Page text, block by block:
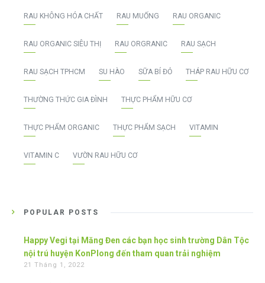
RAU KHÔNG HÓA CHẤT RAU MUỐNG RAU ORGANIC
RAU ORGANIC SIÊU THỊ RAU ORGRANIC RAU SẠCH
RAU SẠCH TPHCM SU HÀO SỮA BÍ ĐỎ THÁP RAU HỮU CƠ
THƯỜNG THỨC GIA ĐÌNH THỰC PHẨM HỮU CƠ
THỰC PHẨM ORGANIC THỰC PHẨM SẠCH VITAMIN
VITAMIN C VƯỜN RAU HỮU CƠ
POPULAR POSTS
Happy Vegi tại Măng Đen các bạn học sinh trường Dân Tộc
nội trú huyện KonPlong đến tham quan trải nghiệm
21 Tháng 1, 2022